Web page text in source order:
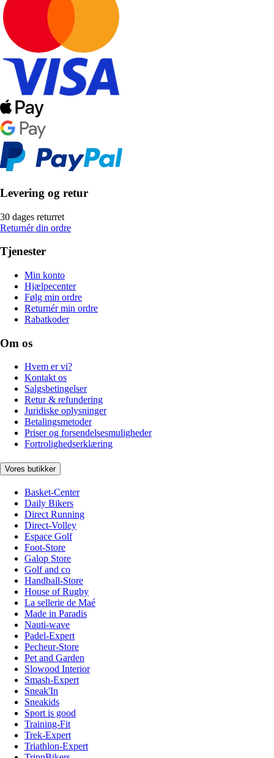
Levering og retur
30 dages returret
Returnér din ordre
Tjenester
Min konto
Hjælpecenter
Følg min ordre
Returnér min ordre
Rabatkoder
Om os
Hvem er vi?
Kontakt os
Salgsbetingelser
Retur & refundering
Juridiske oplysninger
Betalingsmetoder
Priser og forsendelsesmuligheder
Fortrolighedserklæring
Vores butikker
Basket-Center
Daily Bikers
Direct Running
Direct-Volley
Espace Golf
Foot-Store
Galop Store
Golf and co
Handball-Store
House of Rugby
La sellerie de Maé
Made in Paradis
Nauti-wave
Padel-Expert
Pecheur-Store
Pet and Garden
Slowood Interior
Smash-Expert
Sneak'In
Sneakids
Sport is good
Training-Fit
Trek-Expert
Triathlon-Expert